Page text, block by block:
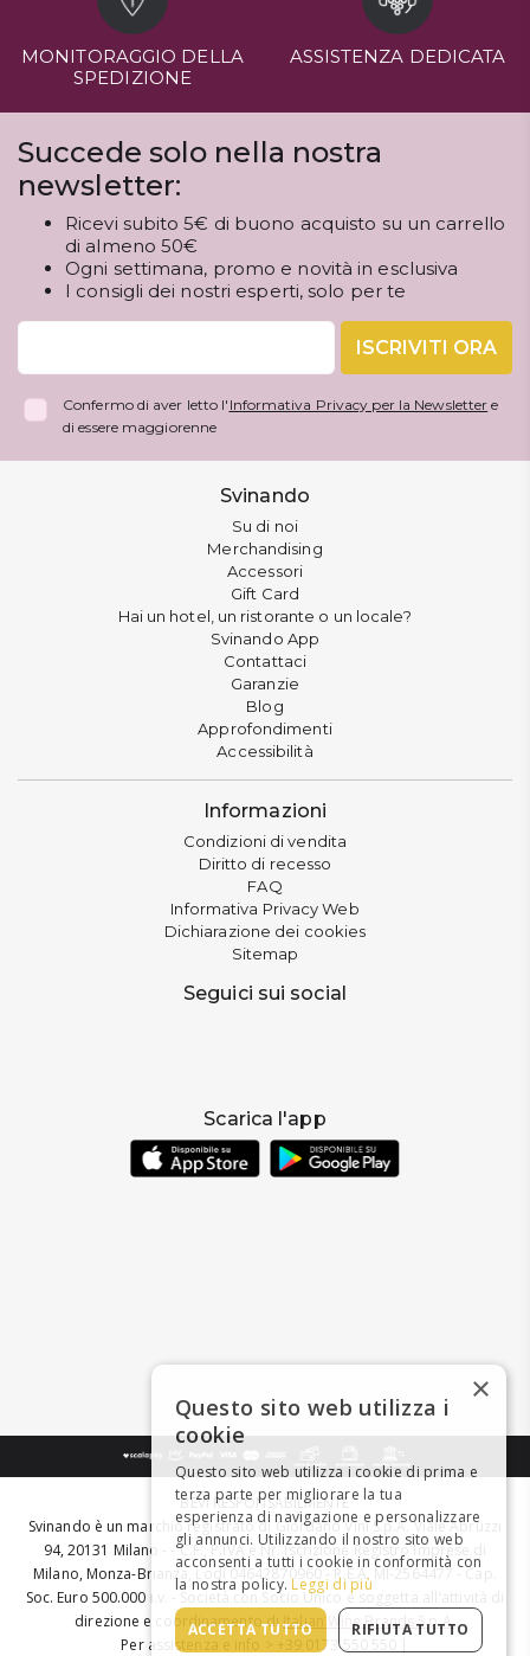
MONITORAGGIO DELLA
SPEDIZIONE
ASSISTENZA DEDICATA
Succede solo nella nostra
newsletter:
Ricevi subito 5€ di buono acquisto su un carrello
di almeno 50€
Ogni settimana, promo e novità in esclusiva
I consigli dei nostri esperti, solo per te
ISCRIVITI ORA
Confermo di aver letto l' Informativa Privacy per la Newsletter e
di essere maggiorenne
Svinando
Su di noi
Merchandising
Accessori
Gift Card
Hai un hotel, un ristorante o un locale?
Svinando App
Contattaci
Garanzie
Blog
Approfondimenti
Accessibilità
Informazioni
Condizioni di vendita
Diritto di recesso
FAQ
Informativa Privacy Web
Dichiarazione dei cookies
Sitemap
Seguici sui social
Scarica l'app
BEVI RESPONSABILMENTE
Svinando è un marchio registrato di Giordano Vini S.p.A. Viale Abruzzi
94, 20131 Milano - - C.F., P.IVA e Nr. Iscrizione Registro Imprese di
Milano, Monza-Brianza, Lodi 04642870960 - R.E.A. MI-2564477 - Cap.
Soc. Euro 500.000 i.v. - Società con Socio Unico e soggetta all'attività di
direzione e coordinamento diItalian Wine Brands S.p.A.
Per assistenza e info > +39 0173 550 550 |
×
Questo sito web utilizza i
cookie
Questo sito web utilizza i cookie di prima e
terza parte per migliorare la tua
esperienza di navigazione e personalizzare
gli annunci. Utilizzando il nostro sito web
acconsenti a tutti i cookie in conformità con
la nostra policy. Leggi di più
ACCETTA TUTTO RIFIUTA TUTTO